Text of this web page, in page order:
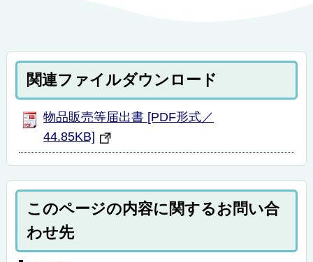
関連ファイルダウンロード
物品販売等届出書 [PDF形式／
44.85KB]
このページの内容に関するお問い合
わせ先